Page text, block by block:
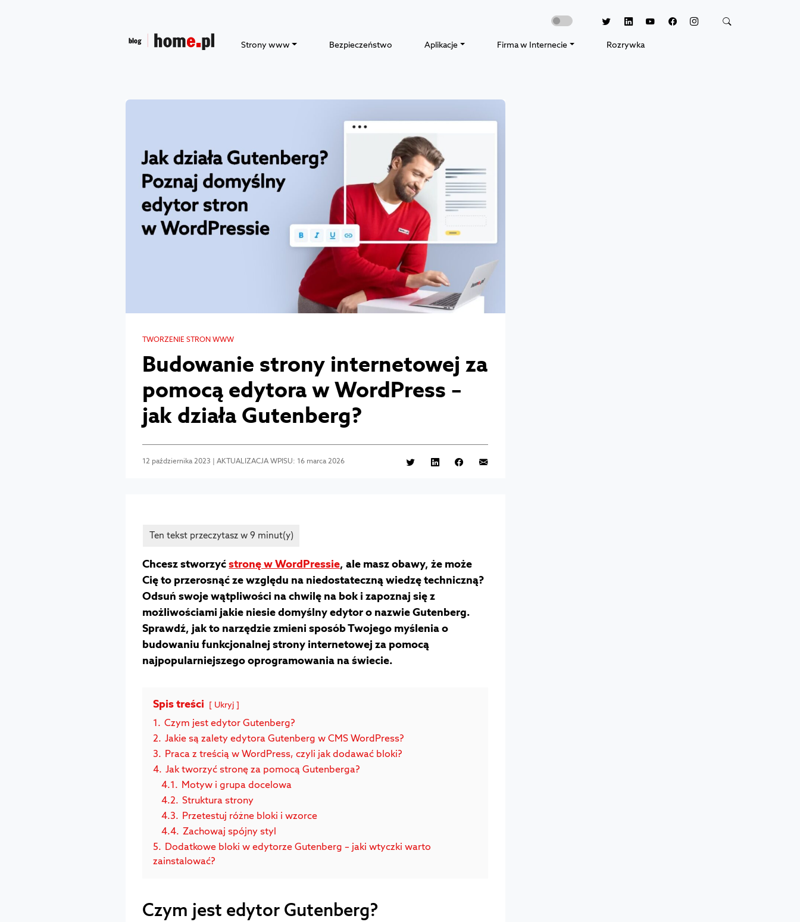
Strony www Bezpieczeństwo Aplikacje Firma w Internecie Rozrywka
TWORZENIE STRON WWW
Budowanie strony internetowej za
pomocą edytora w WordPress –
jak działa Gutenberg?
12 października 2023 | AKTUALIZACJA WPISU: 16 marca 2026
Chcesz stworzyćstronę w WordPressie, ale masz obawy, że może
Cię to przerosnąć ze względu na niedostateczną wiedzę techniczną?
Odsuń swoje wątpliwości na chwilę na bok i zapoznaj się z
możliwościami jakie niesie domyślny edytor o nazwie Gutenberg.
Sprawdź, jak to narzędzie zmieni sposób Twojego myślenia o
budowaniu funkcjonalnej strony internetowej za pomocą
najpopularniejszego oprogramowania na świecie.
Spis treści Ukryj
1. Czym jest edytor Gutenberg?
2. Jakie są zalety edytora Gutenberg w CMS WordPress?
3. Praca z treścią w WordPress, czyli jak dodawać bloki?
4. Jak tworzyć stronę za pomocą Gutenberga?
4.1. Motyw i grupa docelowa
4.2. Struktura strony
4.3. Przetestuj różne bloki i wzorce
4.4. Zachowaj spójny styl
5. Dodatkowe bloki w edytorze Gutenberg – jaki wtyczki warto
zainstalować?
Czym jest edytor Gutenberg?